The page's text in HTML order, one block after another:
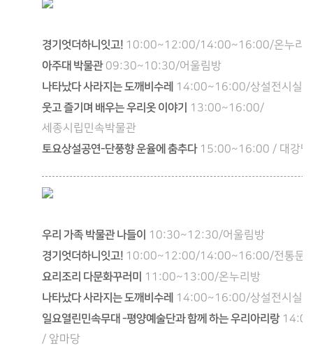
경기엇더하니잇고! 10:00~12:00/14:00~16:00/온누리
아주대 박물관 09:30~10:30/어울림방
나타났다 사라지는 도깨비수레 14:00~16:00/상설전시실
웃고 즐기며 배우는 우리옷 이야기
13:00~16:00/
세종시립민속박물관
토요상설공연-단풍향 운율에 춤추다 15:00~16:00 / 대강당
우리 가족 박물관 나들이 10:30~12:30/어울림방
경기엇더하니잇고! 10:00~12:00/14:00~16:00/전통문
요리조리 다문화꾸러미 11:00~13:00/온누리방
나타났다 사라지는 도깨비수레 14:00~16:00/상설전시실
일요열린민속무대 -평양예술단과 함께 하는 우리아리랑
/ 앞마당